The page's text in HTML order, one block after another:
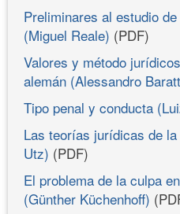
Preliminares al estudio
(Miguel Reale) (PDF)
Valores y método
alemán (Alessandro
Tipo penal y conducta
Las teorías jurídicas de
Utz) (PDF)
El problema de la culpa
(Günther Küchenhoff)